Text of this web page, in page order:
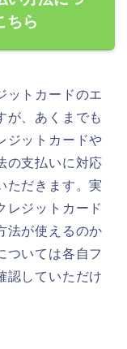
ちら
ットカードのエ
が、あくまでも
ジットカードや
の支払いに対応
ただきます。実
レジットカード
法が使えるのか
ついては各自フ
認していただけ